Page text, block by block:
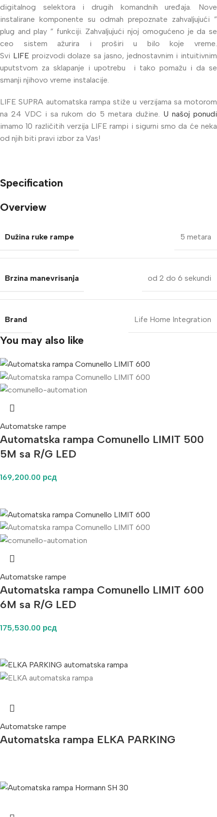
digitalnog selektora i drugih komandnih uređaja. Nove
instalirane komponente su odmah prepoznate zahvaljujući ”
plug and play ” funkciji. Zahvaljujući njoj omogućeno je da se
ceo sistem ažurira i proširi u bilo koje vreme.
Svi LIFEproizvodi dolaze sa jasno, jednostavnim i intuitivnim
uputstvom za sklapanje i upotrebu i tako pomažu i da se
smanji njihovo vreme instalacije.
LIFE SUPRA automatska rampa stiže u verzijama sa motorom
na 24 VDC i sa rukom do 5 metara dužine. U našoj ponudi
imamo 10 različitih verzija LIFE rampi i sigurni smo da će neka
od njih biti pravi izbor za Vas!
Specification
Overview
Dužina ruke rampe 5 metara
Brzina manevrisanja od 2 do 6 sekundi
Brand Life Home Integration
You may also like
Automatske rampe
Automatska rampa Comunello LIMIT 500
5M sa R/G LED
169,200.00 рсд
Automatske rampe
Automatska rampa Comunello LIMIT 600
6M sa R/G LED
175,530.00 рсд
Automatske rampe
Automatska rampa ELKA PARKING